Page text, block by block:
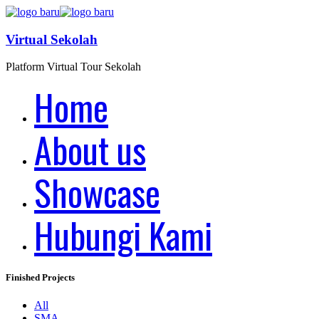
Virtual Sekolah
Platform Virtual Tour Sekolah
Home
About us
Showcase
Hubungi Kami
Finished Projects
All